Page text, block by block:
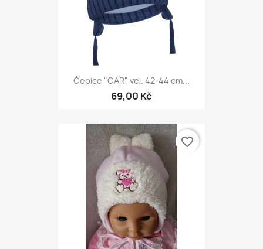
Čepice "CAR" vel. 42-44 cm...
69,00 Kč
favorite_border